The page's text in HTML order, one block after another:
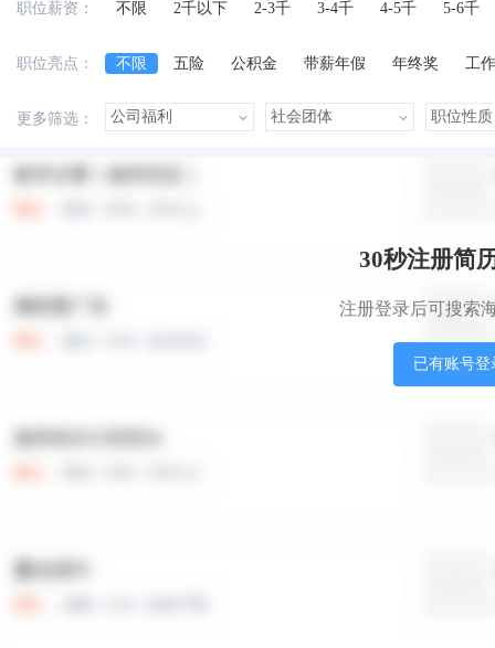
职位薪资： 不限 2千以下 2-3千 3-4千 4-5千 5-6千
职位亮点： 不限 五险 公积金 带薪年假 年终奖
工
更多筛选：
本站职位 盟站职位
30秒注册简
注册登录后可搜索
已有账号登